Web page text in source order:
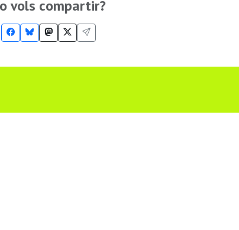
vols compartir?